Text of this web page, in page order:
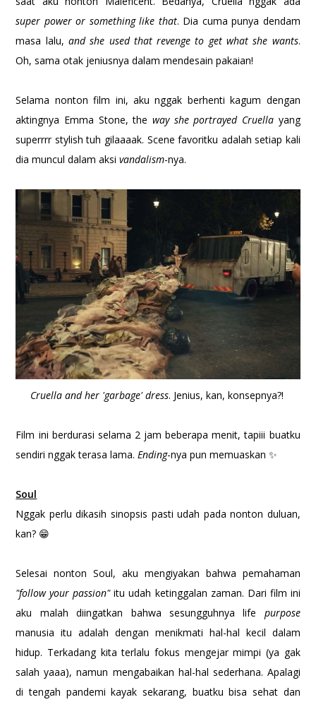
super power or something like that. Dia cuma punya dendam
masa lalu, and she used that revenge to get what she wants.
Oh, sama otak jeniusnya dalam mendesain pakaian!
Selama nonton film ini, aku nggak berhenti kagum dengan
aktingnya Emma Stone, the way she portrayed Cruellayang
superrrr stylish tuh gilaaaak. Scene favoritku adalah setiap kali
dia muncul dalam aksivandalism-nya.
Cruella and her 'garbage' dress. Jenius, kan, konsepnya?!
Film ini berdurasi selama 2 jam beberapa menit, tapiii buatku
sendiri nggak terasa lama. Ending-nya pun memuaskan ✨
Soul
Nggak perlu dikasih sinopsis pasti udah pada nonton duluan,
kan? 😁
Selesai nonton Soul, aku mengiyakan bahwa pemahaman
"follow your passion"itu udah ketinggalan zaman. Dari film ini
aku malah diingatkan bahwa sesungguhnya life purpose
manusia itu adalah dengan menikmati hal-hal kecil dalam
hidup. Terkadang kita terlalu fokus mengejar mimpi (ya gak
salah yaaa), namun mengabaikan hal-hal sederhana. Apalagi
di tengah pandemi kayak sekarang, buatku bisa sehat dan